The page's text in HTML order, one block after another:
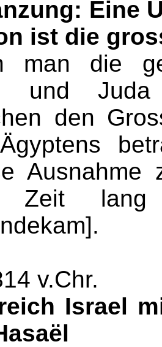
Eine
ist die
man die
und Juda
den
Ausnahme
Zeit lang
v.Chr.
Israel